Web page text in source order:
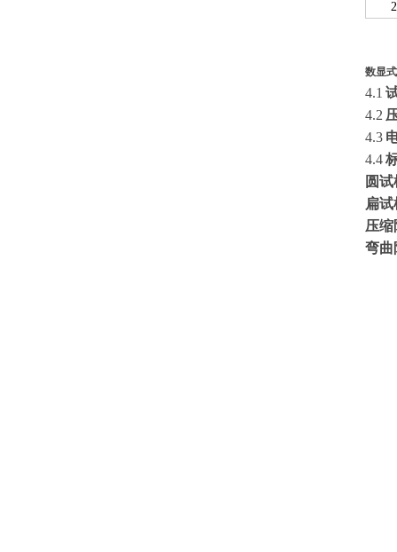
数显
4.1
4.2
4.3
4.4
圆
扁
压缩
弯曲